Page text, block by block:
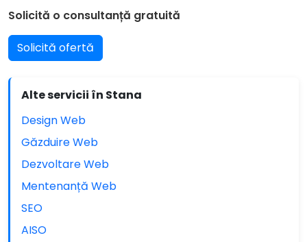
Solicită o consultanță gratuită
Solicită ofertă
Alte servicii în Stana
Design Web
Găzduire Web
Dezvoltare Web
Mentenanță Web
SEO
AISO